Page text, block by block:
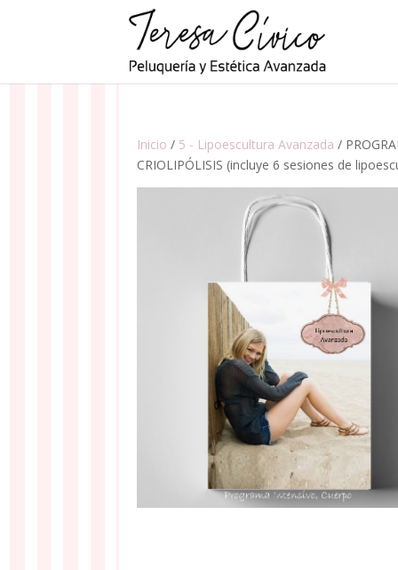
Inicio / 5 - Lipoescultura Avanzada /
CRIOLIPÓLISIS (incluye 6 sesiones de